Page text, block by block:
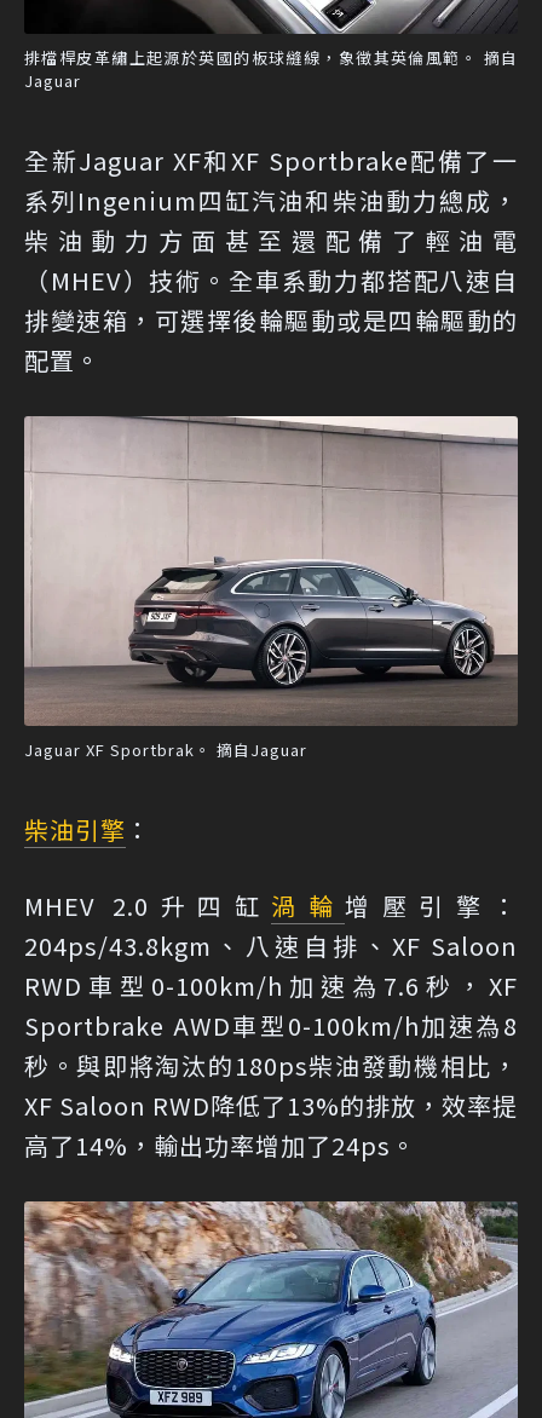
排檔桿皮革繡上起源於英國的板球縫線，象徵其英倫風範。 摘自
Jaguar
全新Jaguar XF和XF Sportbrake配備了一
系列Ingenium四缸汽油和柴油動力總成，
柴油動力方面甚至還配備了輕油電
（MHEV）技術。全車系動力都搭配八速自
排變速箱，可選擇後輪驅動或是四輪驅動的
配置。
Jaguar XF Sportbrak。 摘自Jaguar
柴油引擎 ：
MHEV 2.0升四缸 渦輪增壓引擎：
204ps/43.8kgm、八速自排、XF Saloon
RWD車型0-100km/h加速為7.6秒，XF
Sportbrake AWD車型0-100km/h加速為8
秒。與即將淘汰的180ps柴油發動機相比，
XF Saloon RWD降低了13%的排放，效率提
高了14%，輸出功率增加了24ps。